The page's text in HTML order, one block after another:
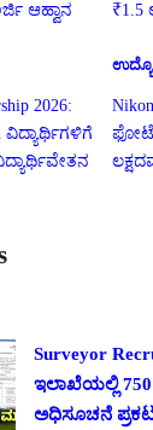
ಆಹ್ವಾನ
₹1.5
2026:
Surveyor
ಇಲಾಖೆಯಲ್ಲಿ 750
ಅಧಿಸೂಚನೆ